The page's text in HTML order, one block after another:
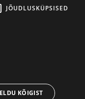
JÕUDLUSKÜPSISED
KÕIGIST